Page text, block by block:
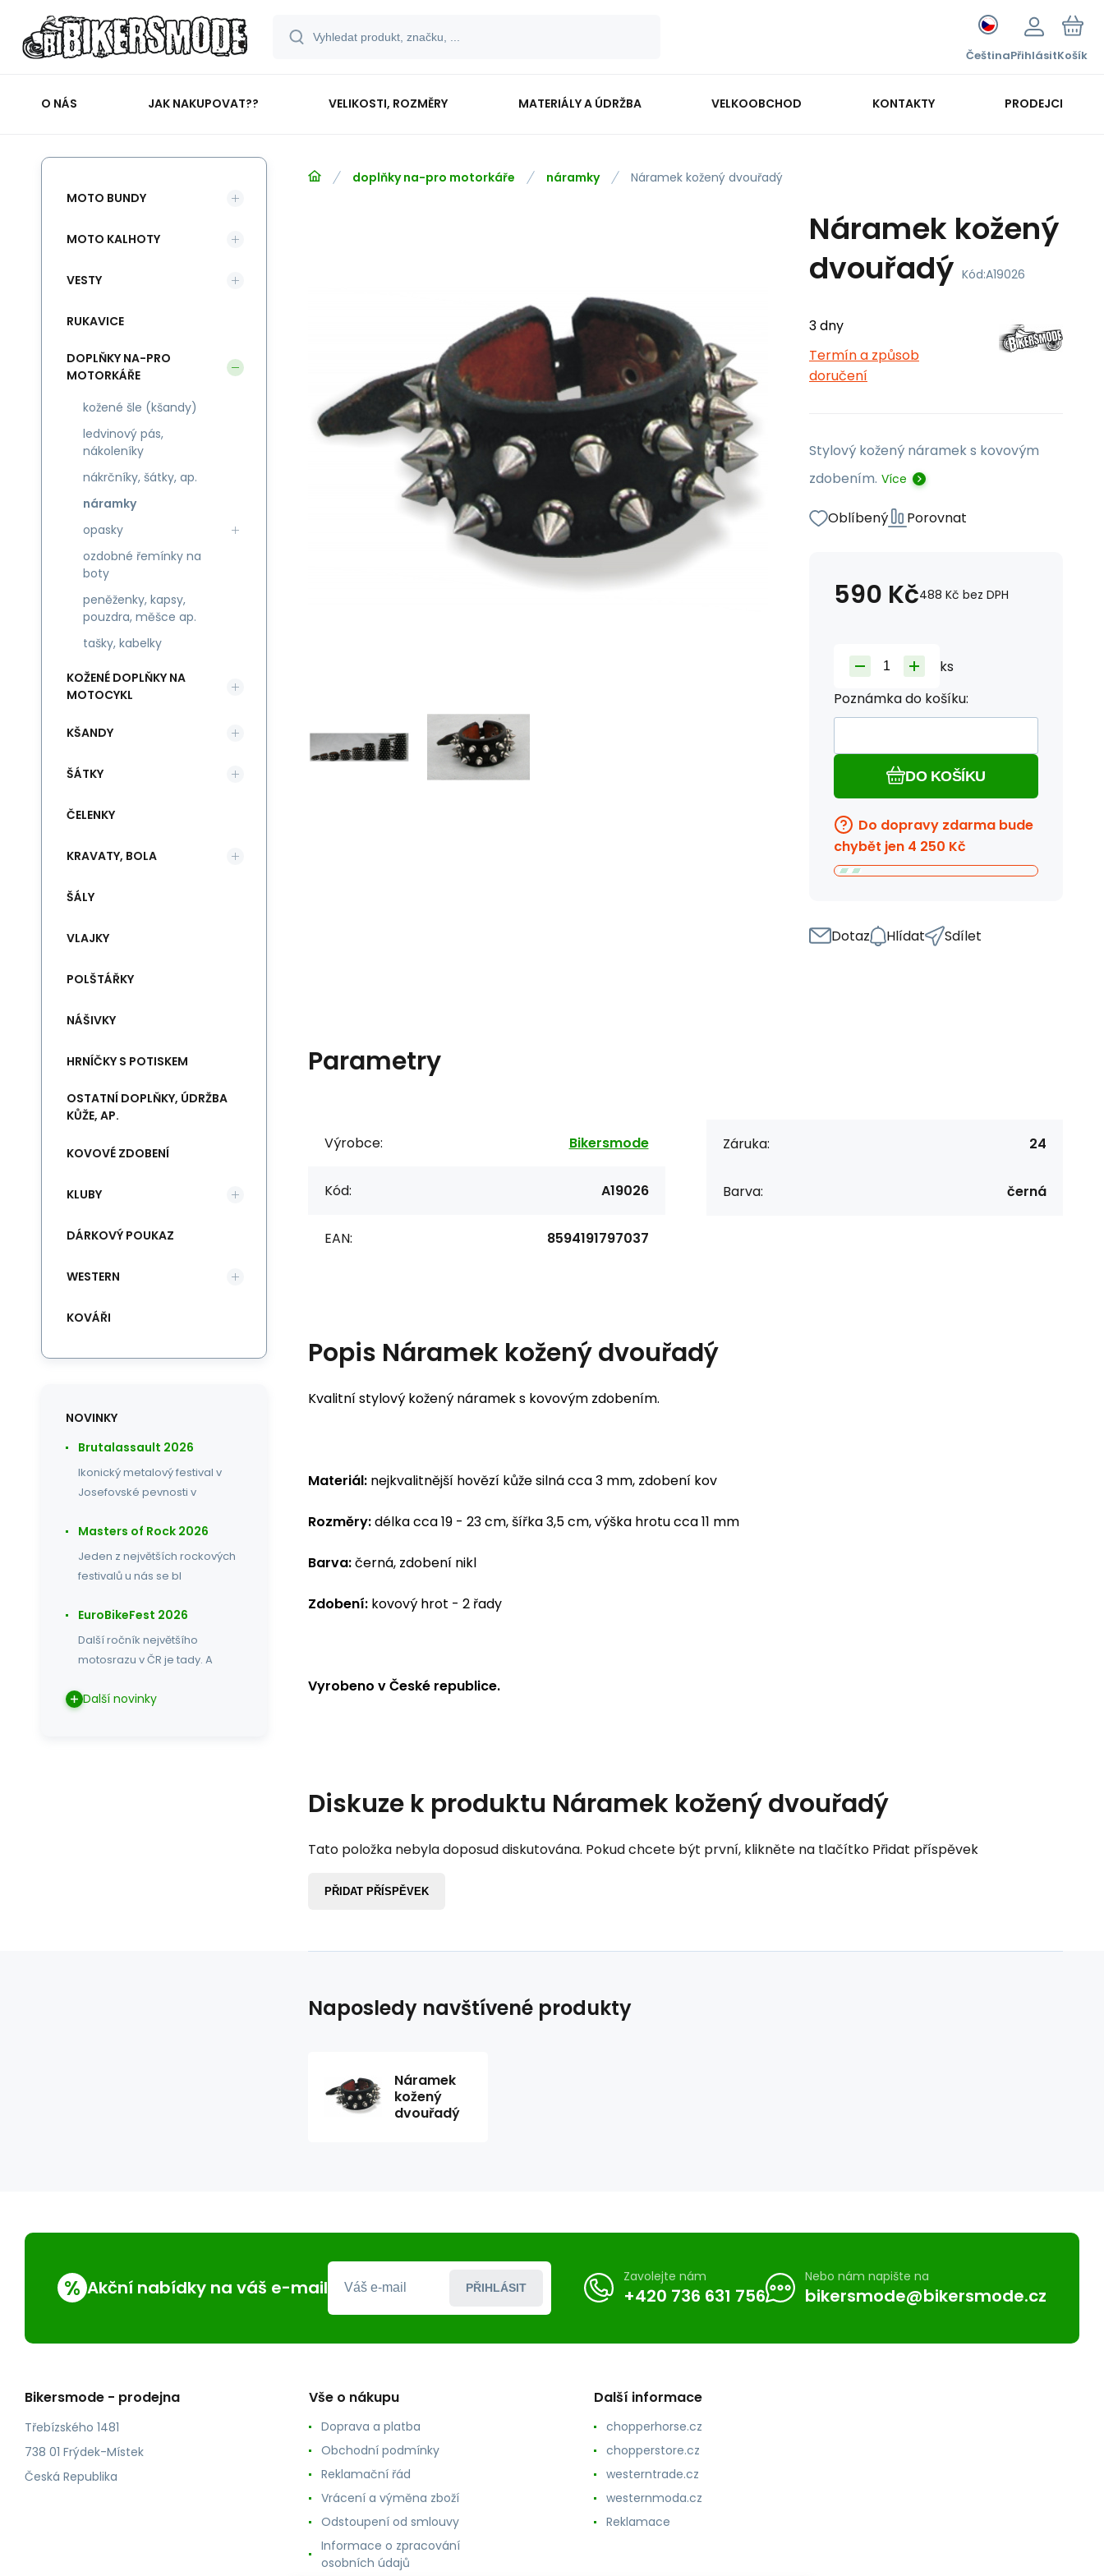
ČeštinaPřihlásitKošík
O NÁS JAK NAKUPOVAT?? VELIKOSTI, ROZMĚRY MATERIÁLY A ÚDRŽBA VELKOOBCHOD KONTAKTY PRODEJCI
doplňky na-pro motorkáře náramky Náramek kožený dvouřadý
Náramek kožený
dvouřadý Kód:A19026
3 dny
Termín a způsob
doručení
Stylový kožený náramek s kovovým
zdobením. Více
Oblíbený Porovnat
590 Kč488 Kč bez DPH
ks
Poznámka do košíku:
DO KOŠÍKU
Do dopravy zdarma bude
chybět jen 4 250 Kč
Dotaz Hlídat Sdílet
Parametry
Výrobce: Bikersmode
Kód: A19026
EAN: 8594191797037
Záruka: 24
Barva: černá
Popis Náramek kožený dvouřadý
Kvalitní stylový kožený náramek s kovovým zdobením.
Materiál: nejkvalitnější hovězí kůže silná cca 3 mm, zdobení kov
Rozměry:délka cca 19 - 23 cm, šířka 3,5 cm, výška hrotu cca 11 mm
Barva:černá, zdobení nikl
Zdobení: kovový hrot - 2 řady
Vyrobeno v České republice.
Diskuze k produktu Náramek kožený dvouřadý
Tato položka nebyla doposud diskutována. Pokud chcete být první, klikněte na tlačítko Přidat příspěvek
PŘIDAT PŘÍSPĚVEK
MOTO BUNDY
MOTO KALHOTY
VESTY
RUKAVICE
DOPLŇKY NA-PRO
MOTORKÁŘE
kožené šle (kšandy)
ledvinový pás,
nákoleníky
nákrčníky, šátky, ap.
náramky
opasky
ozdobné řemínky na
boty
peněženky, kapsy,
pouzdra, měšce ap.
tašky, kabelky
KOŽENÉ DOPLŇKY NA
MOTOCYKL
KŠANDY
ŠÁTKY
ČELENKY
KRAVATY, BOLA
ŠÁLY
VLAJKY
POLŠTÁŘKY
NÁŠIVKY
HRNÍČKY S POTISKEM
OSTATNÍ DOPLŇKY, ÚDRŽBA
KŮŽE, AP.
KOVOVÉ ZDOBENÍ
KLUBY
DÁRKOVÝ POUKAZ
WESTERN
KOVÁŘI
NOVINKY
Brutalassault 2026
Ikonický metalový festival v
Josefovské pevnosti v
Masters of Rock 2026
Jeden z největších rockových
festivalů u nás se bl
EuroBikeFest 2026
Další ročník největšího
motosrazu v ČR je tady. A
Další novinky
Naposledy navštívené produkty
Náramek
kožený
dvouřadý
% Akční nabídky na váš e-mail PŘIHLÁSIT
Zavolejte nám
+420 736 631 756
Nebo nám napište na
bikersmode@bikersmode.cz
Bikersmode - prodejna
Třebízského 1481
738 01 Frýdek-Místek
Česká Republika
Vše o nákupu
Doprava a platba
Obchodní podmínky
Reklamační řád
Vrácení a výměna zboží
Odstoupení od smlouvy
Informace o zpracování
osobních údajů
Další informace
chopperhorse.cz
chopperstore.cz
westerntrade.cz
westernmoda.cz
Reklamace